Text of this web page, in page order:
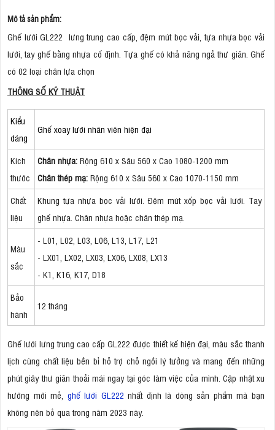
Mô tả sản phẩm:
Ghế lưới GL222 lưng trung cao cấp, đệm mút bọc vải, tựa nhựa bọc vải
lưới, tay ghế bằng nhựa cố định. Tựa ghế có khả năng ngả thư giãn. Ghế
có 02 loại chân lựa chọn
THÔNG SỐ KỸ THUẬT
Kiểu
dáng
Ghế xoay lưới nhân viên hiện đại
Kích
thước
Chân nhựa: Rộng 610 x Sâu 560 x Cao 1080-1200 mm
Chân thép mạ: Rộng 610 x Sâu 560 x Cao 1070-1150 mm
Chất
liệu
Khung tựa nhựa bọc vải lưới. Đệm mút xốp bọc vải lưới. Tay
ghế nhựa. Chân nhựa hoặc chân thép mạ.
Màu
sắc
- L01, L02, L03, L06, L13, L17, L21
- LX01, LX02, LX03, LX06, LX08, LX13
- K1, K16, K17, D18
Bảo
hành
12 tháng
Ghế lưới lưng trung cao cấp GL222 được thiết kế hiện đại, màu sắc thanh
lịch cùng chất liệu bền bỉ hỗ trợ chỗ ngồi lý tưởng và mang đến những
phút giây thư giãn thoải mái ngay tại góc làm việc của mình. Cập nhật xu
hướng mới mẻ, ghế lưới GL222 nhất định là dòng sản phẩm mà bạn
không nên bỏ qua trong năm 2023 này.